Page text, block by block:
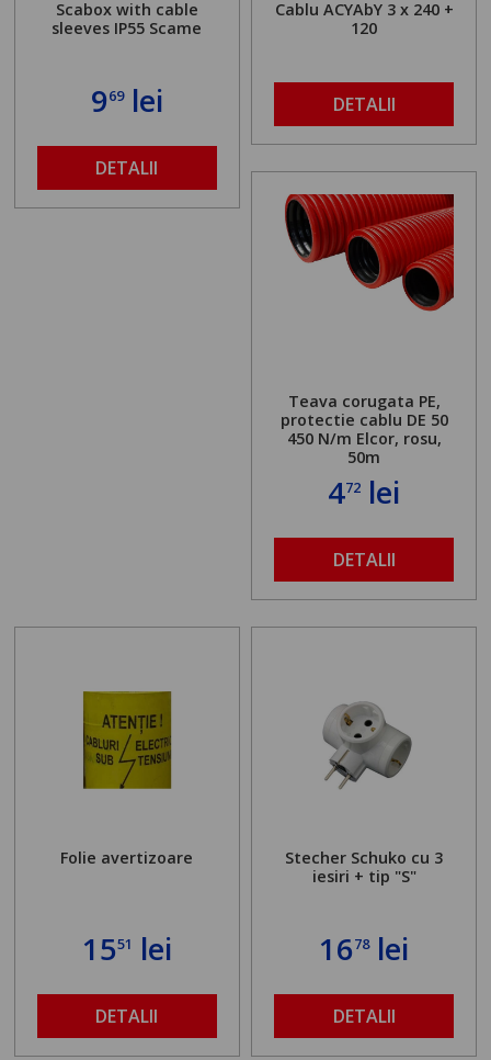
Scabox with cable
sleeves IP55 Scame
969lei
DETALII
Cablu ACYAbY 3 x 240 +
120
DETALII
Teava corugata PE,
protectie cablu DE 50
450 N/m Elcor, rosu,
50m
472 lei
DETALII
Folie avertizoare
1551 lei
DETALII
Stecher Schuko cu 3
iesiri + tip "S"
1678lei
DETALII